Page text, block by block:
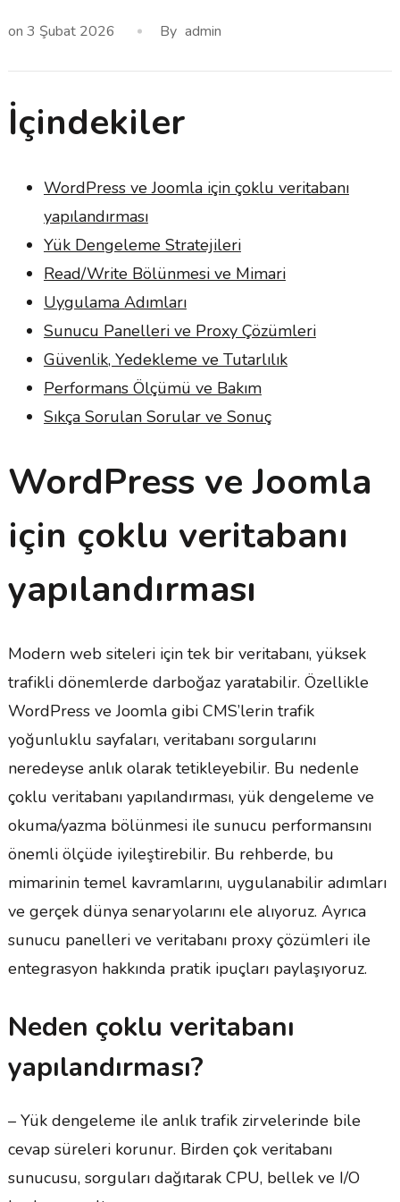
on 3 Şubat 2026 By admin
İçindekiler
WordPress ve Joomla için çoklu veritabanı
yapılandırması
Yük Dengeleme Stratejileri
Read/Write Bölünmesi ve Mimari
Uygulama Adımları
Sunucu Panelleri ve Proxy Çözümleri
Güvenlik, Yedekleme ve Tutarlılık
Performans Ölçümü ve Bakım
Sıkça Sorulan Sorular ve Sonuç
WordPress ve Joomla
için çoklu veritabanı
yapılandırması
Modern web siteleri için tek bir veritabanı, yüksek
trafikli dönemlerde darboğaz yaratabilir. Özellikle
WordPress ve Joomla gibi CMS’lerin trafik
yoğunluklu sayfaları, veritabanı sorgularını
neredeyse anlık olarak tetikleyebilir. Bu nedenle
çoklu veritabanı yapılandırması, yük dengeleme ve
okuma/yazma bölünmesi ile sunucu performansını
önemli ölçüde iyileştirebilir. Bu rehberde, bu
mimarinin temel kavramlarını, uygulanabilir adımları
ve gerçek dünya senaryolarını ele alıyoruz. Ayrıca
sunucu panelleri ve veritabanı proxy çözümleri ile
entegrasyon hakkında pratik ipuçları paylaşıyoruz.
Neden çoklu veritabanı
yapılandırması?
– Yük dengeleme ile anlık trafik zirvelerinde bile
cevap süreleri korunur. Birden çok veritabanı
sunucusu, sorguları dağıtarak CPU, bellek ve I/O